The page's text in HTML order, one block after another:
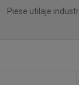
Piese utilaje